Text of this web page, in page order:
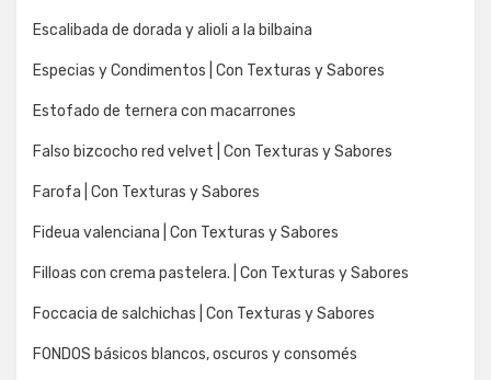
Escalibada de dorada y alioli a la bilbaina
Especias y Condimentos | Con Texturas y Sabores
Estofado de ternera con macarrones
Falso bizcocho red velvet | Con Texturas y Sabores
Farofa | Con Texturas y Sabores
Fideua valenciana | Con Texturas y Sabores
Filloas con crema pastelera. | Con Texturas y Sabores
Foccacia de salchichas | Con Texturas y Sabores
FONDOS básicos blancos, oscuros y consomés